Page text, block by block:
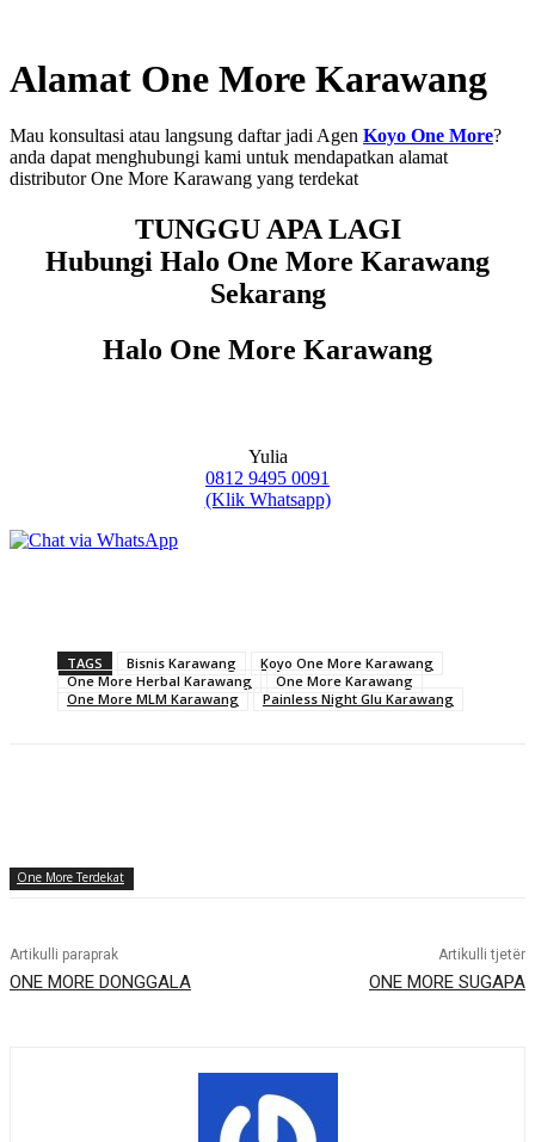
Alamat One More Karawang
Mau konsultasi atau langsung daftar jadi Agen Koyo One More?
anda dapat menghubungi kami untuk mendapatkan alamat
distributor One More Karawang yang terdekat
TUNGGU APA LAGI
Hubungi Halo One More Karawang
Sekarang
Halo One More Karawang
Yulia
0812 9495 0091
(Klik Whatsapp)
TAGS Bisnis Karawang
Koyo One More Karawang
One More Herbal Karawang
One More Karawang
One More MLM Karawang
Painless Night Glu Karawang
One More Terdekat
Artikulli paraprak
ONE MORE DONGGALA
Artikulli tjetër
ONE MORE SUGAPA